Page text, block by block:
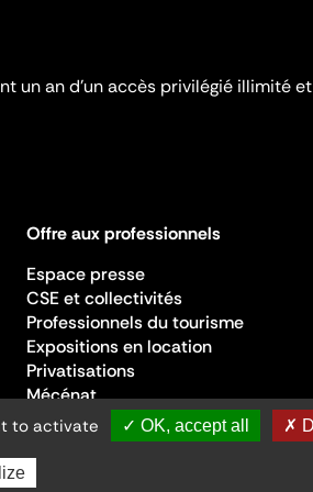
un an d’un accès privilégié illimité
Offre aux professionnels
Espace presse
CSE et collectivités
Professionnels du tourisme
Expositions en location
Privatisations
Mécénat
to activate ✓ OK, accept all ✗